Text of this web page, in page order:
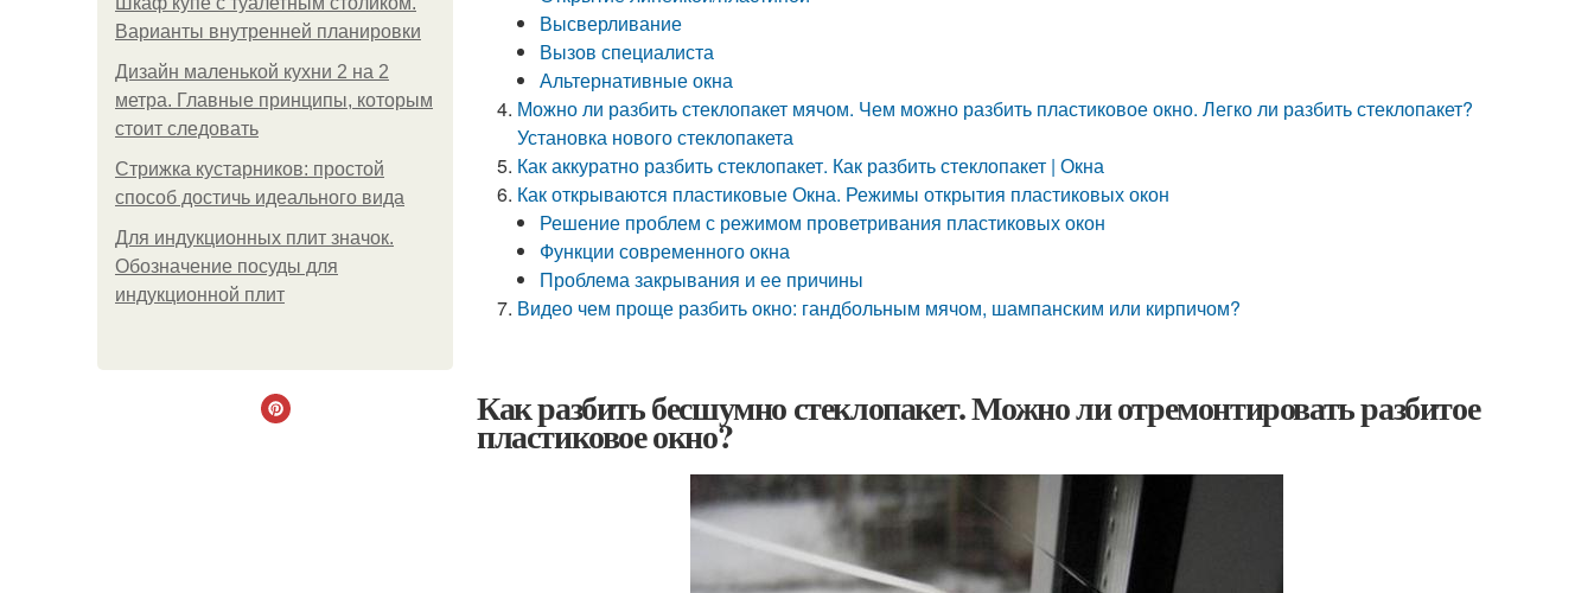
Варианты внутренней планировки
Дизайн маленькой кухни 2 на 2
метра. Главные принципы, которым
стоит следовать
Стрижка кустарников: простой
способ достичь идеального вида
Для индукционных плит значок.
Обозначение посуды для
индукционной плит
Высверливание
Вызов специалиста
Альтернативные окна
Можно ли разбить стеклопакет мячом. Чем можно разбить пластиковое окно. Легко ли разбить стеклопакет?
Установка нового стеклопакета
Как аккуратно разбить стеклопакет. Как разбить стеклопакет | Окна
Как открываются пластиковые Окна. Режимы открытия пластиковых окон
Решение проблем с режимом проветривания пластиковых окон
Функции современного окна
Проблема закрывания и ее причины
Видео чем проще разбить окно: гандбольным мячом, шампанским или кирпичом?
Как разбить бесшумно стеклопакет. Можно ли отремонтировать разбитое
пластиковое окно?